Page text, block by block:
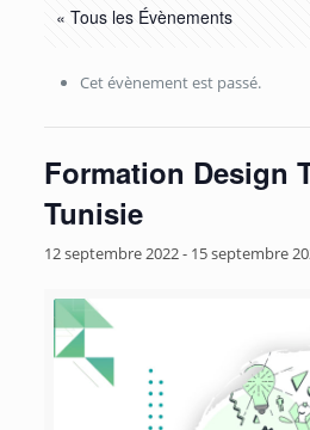
« Tous les Évènements
Cet évènement est passé.
Formation Design
Tunisie
12 septembre 2022- 15 septembre